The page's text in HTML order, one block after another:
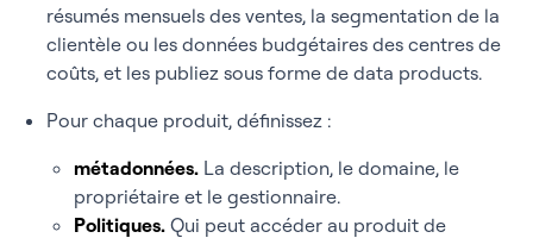
résumés mensuels des ventes, la segmentation de la
clientèle ou les données budgétaires des centres de
coûts, et les publiez sous forme de data products.
Pour chaque produit, définissez :
métadonnées. La description, le domaine, le
propriétaire et le gestionnaire.
Politiques. Qui peut accéder au produit de